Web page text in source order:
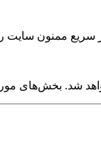
سریع ممنون
شد. بخش‌های